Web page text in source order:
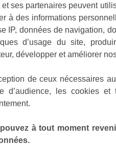
Orientalis
et ses partenaires peuvent
à des informations
IP, données de navigation,
d’usage du site,
développer et améliorer
de ceux nécessaires
d’audience, les cookies
à tout moment